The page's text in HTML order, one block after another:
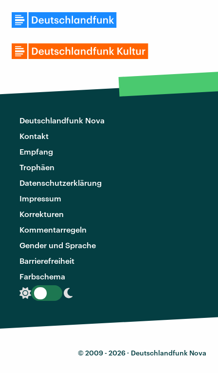
Deutschlandfunk Nova
Kontakt
Empfang
Trophäen
Datenschutzerklärung
Impressum
Korrekturen
Kommentarregeln
Gender und Sprache
Barrierefreiheit
Farbschema
© 2009 - 2026 · Deutschlandfunk Nova